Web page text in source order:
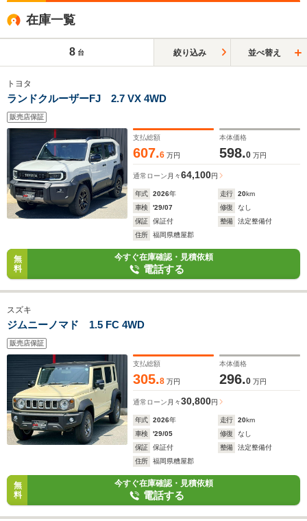
在庫一覧
8 台 絞り込み 並べ替え
トヨタ
ランドクルーザーFJ 2.7 VX 4WD
販売店保証
支払総額
607.6 万円
本体価格
598.0 万円
通常ローン 月々64,100円
年式 2026年 走行 20km
車検
'29/07 修復
なし
保証
保証付 整備
法定整備付
住所
福岡県糟屋郡
無
料
今すぐ在庫確認・見積依頼
電話する
スズキ
ジムニーノマド 1.5 FC 4WD
販売店保証
支払総額
305.8 万円
本体価格
296.0 万円
通常ローン 月々30,800円
年式 2026年 走行 20km
車検
'29/05 修復
なし
保証
保証付 整備
法定整備付
住所
福岡県糟屋郡
無
料
今すぐ在庫確認・見積依頼
電話する